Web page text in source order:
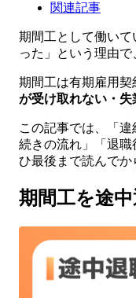
関連記事
期間工として働い
った」という理由
期間工は有期雇用契
が受け取れない・
この記事では、「
続きの流れ」「退
ひ最後まで読んでか
期間工を途